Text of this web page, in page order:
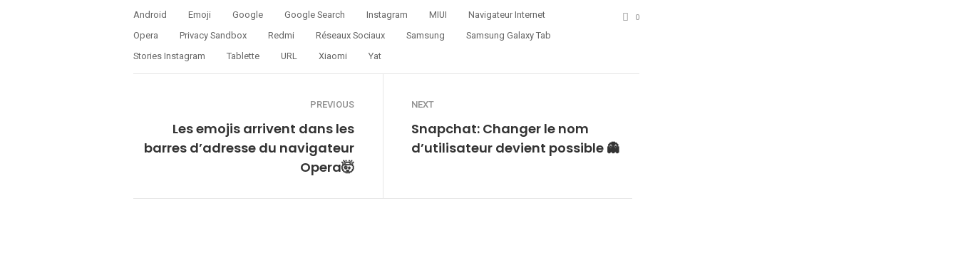
Android Emoji Google Google Search Instagram MIUI
Navigateur Internet
Opera
Privacy Sandbox Redmi Réseaux Sociaux Samsung
Samsung Galaxy Tab
Stories Instagram
Tablette URL Xiaomi Yat
0
PREVIOUS
Les emojis arrivent dans les
barres d’adresse du navigateur
Opera🤯
NEXT
Snapchat: Changer le nom
d’utilisateur devient possible 👻